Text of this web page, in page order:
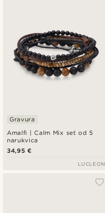
Amalfi | Calm Mix set od 5
narukvica
Gravura
34,95 €
LUCLEON